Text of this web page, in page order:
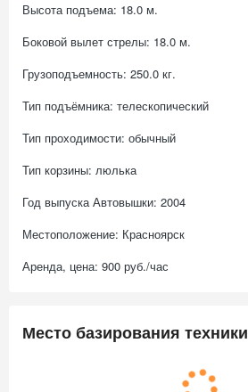
Высота подъема: 18.0 м.
Боковой вылет стрелы: 18.0 м.
Грузоподъемность: 250.0 кг.
Тип подъёмника: телескопический
Тип проходимости: обычный
Тип корзины: люлька
Год выпуска Автовышки: 2004
Местоположение: Красноярск
Аренда, цена: 900 руб./час
Место базирования техники